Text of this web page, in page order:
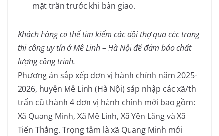
mặt trần trước khi bàn giao.
Khách hàng có thể tìm kiếm các đội thợ qua các trang
thi công uy tín ở Mê Linh – Hà Nội để đảm bảo chất
lượng công trình.
Phương án sắp xếp đơn vị hành chính năm 2025-
2026, huyện Mê Linh (Hà Nội) sáp nhập các xã/thị
trấn cũ thành 4 đơn vị hành chính mới bao gồm:
Xã Quang Minh, Xã Mê Linh, Xã Yên Lãng và Xã
Tiến Thắng. Trọng tâm là xã Quang Minh mới